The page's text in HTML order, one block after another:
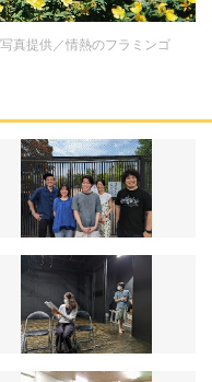
真提供／情熱のフラミンゴ